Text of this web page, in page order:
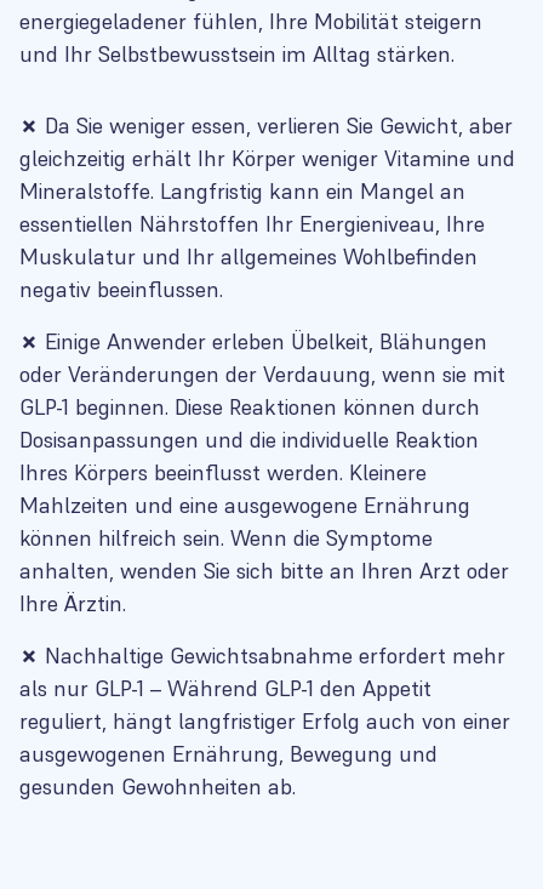
energiegeladener fühlen, Ihre Mobilität steigern
und Ihr Selbstbewusstsein im Alltag stärken.
✗ Da Sie weniger essen, verlieren Sie Gewicht, aber
gleichzeitig erhält Ihr Körper weniger Vitamine und
Mineralstoffe. Langfristig kann ein Mangel an
essentiellen Nährstoffen Ihr Energieniveau, Ihre
Muskulatur und Ihr allgemeines Wohlbefinden
negativ beeinflussen.
✗ Einige Anwender erleben Übelkeit, Blähungen
oder Veränderungen der Verdauung, wenn sie mit
GLP-1 beginnen. Diese Reaktionen können durch
Dosisanpassungen und die individuelle Reaktion
Ihres Körpers beeinflusst werden. Kleinere
Mahlzeiten und eine ausgewogene Ernährung
können hilfreich sein. Wenn die Symptome
anhalten, wenden Sie sich bitte an Ihren Arzt oder
Ihre Ärztin.
✗ Nachhaltige Gewichtsabnahme erfordert mehr
als nur GLP-1 – Während GLP-1 den Appetit
reguliert, hängt langfristiger Erfolg auch von einer
ausgewogenen Ernährung, Bewegung und
gesunden Gewohnheiten ab.